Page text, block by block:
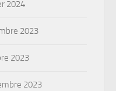
2024
2023
2023
2023